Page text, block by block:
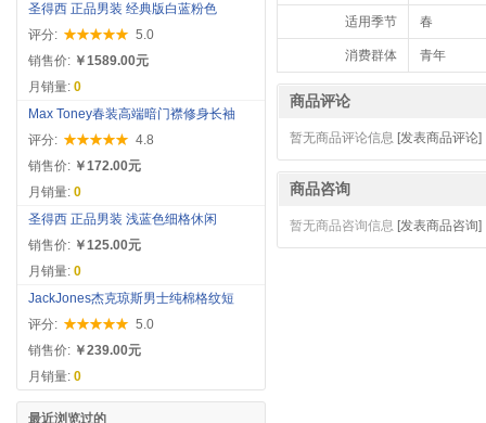
圣得西 正品男装 经典版白蓝粉色
评分:
5.0
销售价: ￥1589.00元
月销量: 0
Max Toney春装高端暗门襟修身长袖
评分:
4.8
销售价: ￥172.00元
月销量: 0
圣得西 正品男装 浅蓝色细格休闲
销售价: ￥125.00元
月销量: 0
JackJones杰克琼斯男士纯棉格纹短
评分:
5.0
销售价: ￥239.00元
月销量: 0
最近浏览过的
适用季节 春
消费群体 青年
商品评论
暂无商品评论信息 [发表商品评论]
商品咨询
暂无商品咨询信息 [发表商品咨询]